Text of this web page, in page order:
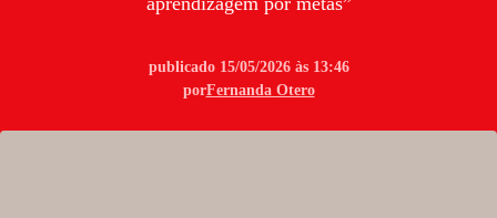
publicado 15/05/2026 às 13:46
porFernanda Otero